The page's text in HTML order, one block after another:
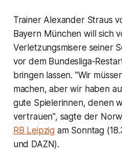
Trainer Alexander Straus
Bayern München will sich
Verletzungsmisere seiner
vor dem Bundesliga-
bringen lassen. "Wir
machen, aber wir haben
gute Spielerinnen, denen
vertrauen", sagte der
RB Leipzig am Sonntag
und DAZN).